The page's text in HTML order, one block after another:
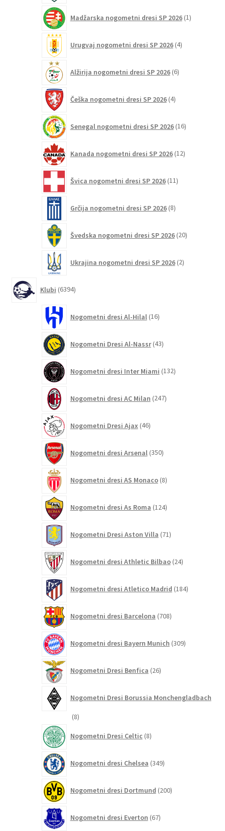
Madžarska nogometni dresi SP 2026 1izdelek
Urugvaj nogometni dresi SP 2026 4izdelki
Alžirija nogometni dresi SP 2026 6izdelkov
Češka nogometni dresi SP 2026 4izdelki
Senegal nogometni dresi SP 2026 16izdelkov
Kanada nogometni dresi SP 2026 12izdelkov
Švica nogometni dresi SP 2026 11izdelkov
Grčija nogometni dresi SP 2026 8izdelkov
Švedska nogometni dresi SP 2026 20izdelkov
Ukrajina nogometni dresi SP 2026 2izdelka
Klubi 6394izdelkov
Nogometni dresi Al-Hilal 16izdelkov
Nogometni Dresi Al-Nassr 43izdelkov
Nogometni dresi Inter Miami 132izdelkov
Nogometni dresi AC Milan 247izdelkov
Nogometni Dresi Ajax 46izdelkov
Nogometni dresi Arsenal 350izdelkov
Nogometni dresi AS Monaco 8izdelkov
Nogometni dresi As Roma 124izdelkov
Nogometni Dresi Aston Villa 71izdelkov
Nogometni dresi Athletic Bilbao 24izdelkov
Nogometni dresi Atletico Madrid 184izdelkov
Nogometni dresi Barcelona 708izdelkov
Nogometni dresi Bayern Munich 309izdelkov
Nogometni Dresi Benfica 26izdelkov
Nogometni Dresi Borussia Monchengladbach
88
Nogometni Dresi Celtic 8izdelkov
Nogometni dresi Chelsea 349izdelkov
Nogometni dresi Dortmund 200izdelkov
Nogometni dresi Everton 67izdelkov